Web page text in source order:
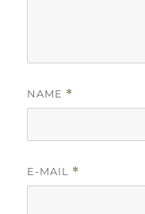
NAME *
E-MAIL *